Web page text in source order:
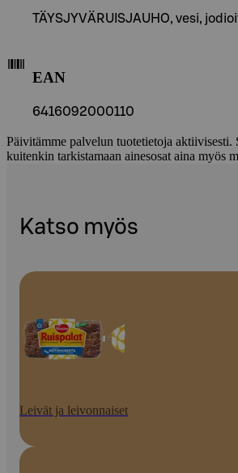
TÄYSJYVÄRUISJAUHO, vesi,
EAN
6416092000110
Päivitämme palvelun tuotetietoja aktiivisesti.
kuitenkin tarkistamaan ainesosat aina myös
Katso myös
Leivät ja leivonnaiset